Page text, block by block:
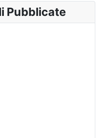
Pubblicate